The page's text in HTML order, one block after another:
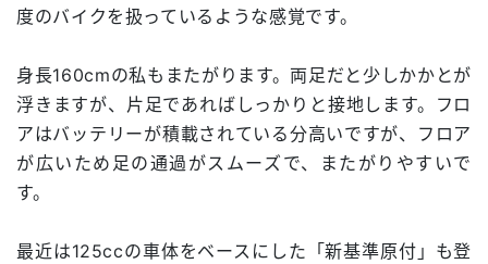
度のバイクを扱っているような感覚です。
身長160cmの私もまたがります。両足だと少しかかとが
浮きますが、片足であればしっかりと接地します。フロ
アはバッテリーが積載されている分高いですが、フロア
が広いため足の通過がスムーズで、またがりやすいで
す。
最近は125ccの車体をベースにした「新基準原付」も登